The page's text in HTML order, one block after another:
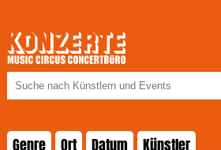
Genre Ort Datum Künstler